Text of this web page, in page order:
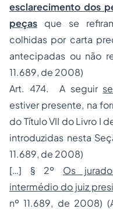
esclarecimento dos
peças que se
colhidas por carta
antecipadas ou não
11.689, de 2008)
Art. 474. A seguir
estiver presente, na
do Título VII do Livro I
introduzidas nesta
11.689, de 2008)
[…] § 2º Os
intermédio do juiz
nº 11.689, de 2008)